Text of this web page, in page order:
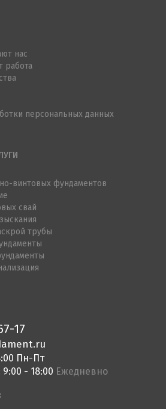
нас
работа
персональных данных
винтовых фундаментов
свай
трубы
17
Пн-Пт
- 18:00 Ежедневно